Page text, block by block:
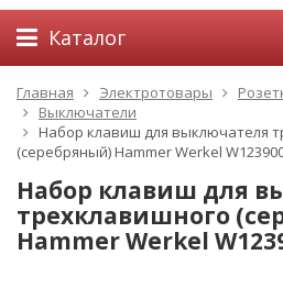
Каталог
Главная Электротовары
Выключатели
Набор клавиш для выключателя
(серебряный) Hammer Werkel
Набор клавиш для
трехклавишного
Hammer Werkel